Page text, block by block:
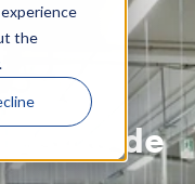
the
direct
l'industrie, garant
d'énergie réduite de
de